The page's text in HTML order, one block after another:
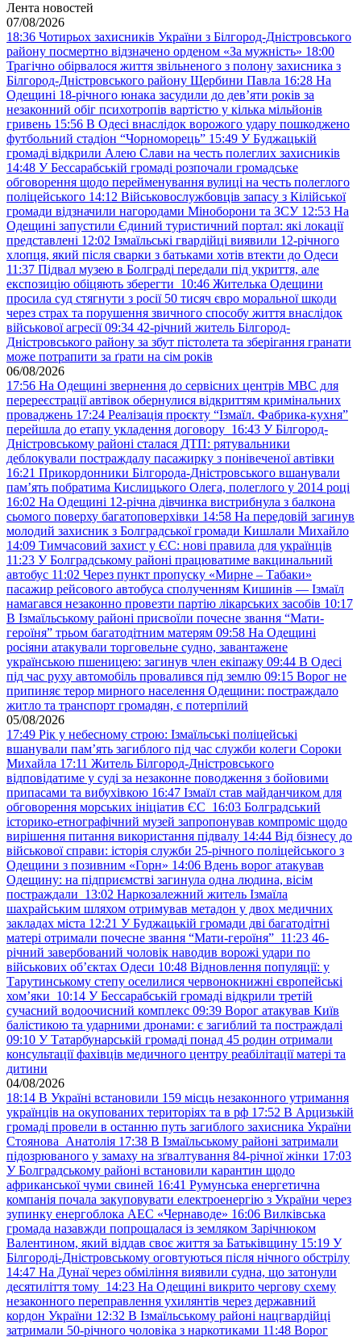
Лента новостей
07/08/2026
18:36 Чотирьох захисників України з Білгород-Дністровського
району посмертно відзначено орденом «За мужність» 18:00
Трагічно обірвалося життя звільненого з полону захисника з
Білгород-Дністровського району Щербини Павла 16:28 На
Одещині 18-річного юнака засудили до дев’яти років за
незаконний обіг психотропів вартістю у кілька мільйонів
гривень 15:56 В Одесі внаслідок ворожого удару пошкоджено
футбольний стадіон “Чорноморець” 15:49 У Буджацькій
громаді відкрили Алею Слави на честь полеглих захисників
14:48 У Бессарабській громаді розпочали громадське
обговорення щодо перейменування вулиці на честь полеглого
поліцейського 14:12 Військовослужбовців запасу з Кілійської
громади відзначили нагородами Міноборони та ЗСУ 12:53 На
Одещині запустили Єдиний туристичний портал: які локації
представлені 12:02 Ізмаїльські гвардійці виявили 12-річного
хлопця, який після сварки з батьками хотів втекти до Одеси
11:37 Підвал музею в Болграді передали під укриття, але
експозицію обіцяють зберегти 10:46 Жителька Одещини
просила суд стягнути з росії 50 тисяч євро моральної шкоди
через страх та порушення звичного способу життя внаслідок
військової агресії 09:34 42-річний житель Білгород-
Дністровського району за збут пістолета та зберігання гранати
може потрапити за ґрати на сім років
06/08/2026
17:56 На Одещині звернення до сервісних центрів МВС для
перереєстрації автівок обернулися відкриттям кримінальних
проваджень 17:24 Реалізація проєкту “Ізмаїл. Фабрика-кухня”
перейшла до етапу укладення договору 16:43 У Білгород-
Дністровському районі сталася ДТП: рятувальники
деблокували постраждалу пасажирку з понівеченої автівки
16:21 Прикордонники Білгорода-Дністровського вшанували
пам’ять побратима Кислицького Олега, полеглого у 2014 році
16:02 На Одещині 12-річна дівчинка вистрибнула з балкона
сьомого поверху багатоповерхівки 14:58 На передовій загинув
молодий захисник з Болградської громади Кишлали Михайло
14:09 Тимчасовий захист у ЄС: нові правила для українців
11:23 У Болградському районі працюватиме вакцинальний
автобус 11:02 Через пункт пропуску «Мирне – Табаки»
пасажир рейсового автобуса сполученням Кишинів — Ізмаїл
намагався незаконно провезти партію лікарських засобів 10:17
В Ізмаїльському районі присвоїли почесне звання “Мати-
героїня” трьом багатодітним матерям 09:58 На Одещині
росіяни атакували торговельне судно, завантажене
українською пшеницею: загинув член екіпажу 09:44 В Одесі
під час руху автомобіль провалився під землю 09:15 Ворог не
припиняє терор мирного населення Одещини: постраждало
житло та транспорт громадян, є потерпілий
05/08/2026
17:49 Рік у небесному строю: Ізмаїльські поліцейські
вшанували пам’ять загиблого під час служби колеги Сороки
Михайла 17:11 Житель Білгород-Дністровського
відповідатиме у суді за незаконне поводження з бойовими
припасами та вибухівкою 16:47 Ізмаїл став майданчиком для
обговорення морських ініціатив ЄС 16:03 Болградський
історико-етнографічний музей запропонував компроміс щодо
вирішення питання використання підвалу 14:44 Від бізнесу до
військової справи: історія служби 25-річного поліцейського з
Одещини з позивним «Горн» 14:06 Вдень ворог атакував
Одещину: на підприємстві загинула одна людина, вісім
постраждали 13:02 Наркозалежний житель Ізмаїла
шахрайським шляхом отримував метадон у двох медичних
закладах міста 12:21 У Буджацькій громади дві багатодітні
матері отримали почесне звання “Мати-героїня” 11:23 46-
річний завербований чоловік наводив ворожі удари по
військових обʼєктах Одеси 10:48 Відновлення популяції: у
Тарутинському степу оселилися червонокнижні європейські
хом’яки 10:14 У Бессарабській громаді відкрили третій
сучасний водоочисний комплекс 09:39 Ворог атакував Київ
балістикою та ударними дронами: є загиблий та постраждалі
09:10 У Татарбунарській громаді понад 45 родин отримали
консультації фахівців медичного центру реабілітації матері та
дитини
04/08/2026
18:14 В Україні встановили 159 місць незаконного утримання
українців на окупованих територіях та в рф 17:52 В Арцизькій
громаді провели в останню путь загиблого захисника України
Стоянова Анатолія 17:38 В Ізмаїльському районі затримали
підозрюваного у замаху на зґвалтування 84-річної жінки 17:03
У Болградському районі встановили карантин щодо
африканської чуми свиней 16:41 Румунська енергетична
компанія почала закуповувати електроенергію з України через
зупинку енергоблока АЕС «Чернаводе» 16:06 Вилківська
громада назавжди попрощалася із земляком Зарічнюком
Валентином, який віддав своє життя за Батьківщину 15:19 У
Білгороді-Дністровському оговтуються після нічного обстрілу
14:47 На Дунаї через обміління виявили судна, що затонули
десятиліття тому 14:23 На Одещині викрито чергову схему
незаконного переправлення ухилянтів через державний
кордон України 12:32 В Ізмаїльському районі нацгвардійці
затримали 50-річного чоловіка з наркотиками 11:48 Ворог